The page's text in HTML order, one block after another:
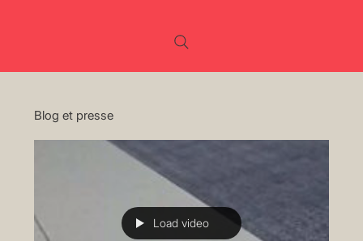
Blog et presse
Load video